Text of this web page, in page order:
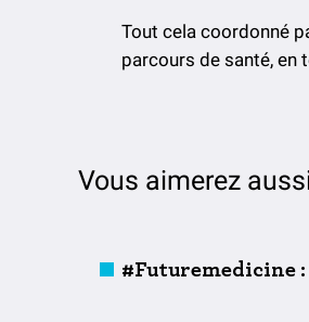
Tout cela coordonné
parcours de santé, en
Vous aimerez
#Futuremedicine